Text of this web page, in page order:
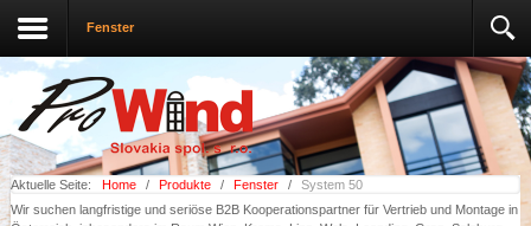
Fenster
Aktuelle Seite: Home / Produkte / Fenster /
System 50
Wir suchen langfristige und seriöse B2B Kooperationspartner für Vertrieb und Montage in